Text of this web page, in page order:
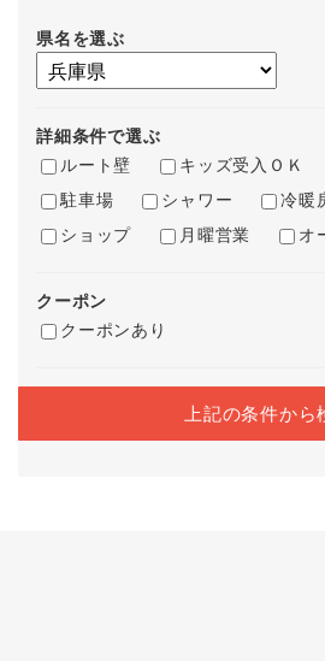
県名を選ぶ
詳細条件で選ぶ
ルート壁
キッズ受入ＯＫ
駐車場
シャワー
冷暖
ショップ
月曜営業 オ
クーポン
クーポンあり